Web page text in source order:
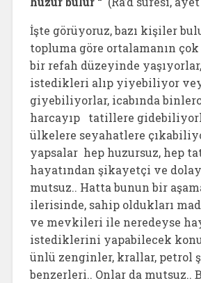
İşte görüyoruz, bazı kişiler
topluma göre ortalamanın
bir refah düzeyinde
istedikleri alıp yiyebiliyor
giyebiliyorlar, icabında
harcayıp tatillere
ülkelere seyahatlere
yapsalar hep huzursuz, hep
hayatından şikayetçi ve
mutsuz.. Hatta bunun bir
ilerisinde, sahip oldukları
ve mevkileri ile neredeyse
istediklerini yapabilecek
ünlü zenginler, krallar, petrol
benzerleri.. Onlar da mutsuz..